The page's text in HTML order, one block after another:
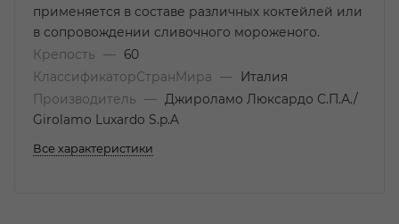
применяется в составе различных коктейлей или
в сопровождении сливочного мороженого.
Крепость
—
60
КлассификаторСтранМира
—
Италия
Производитель
—
Джироламо Люксардо С.П.А./
Girolamo Luxardo S.p.A
Все характеристики